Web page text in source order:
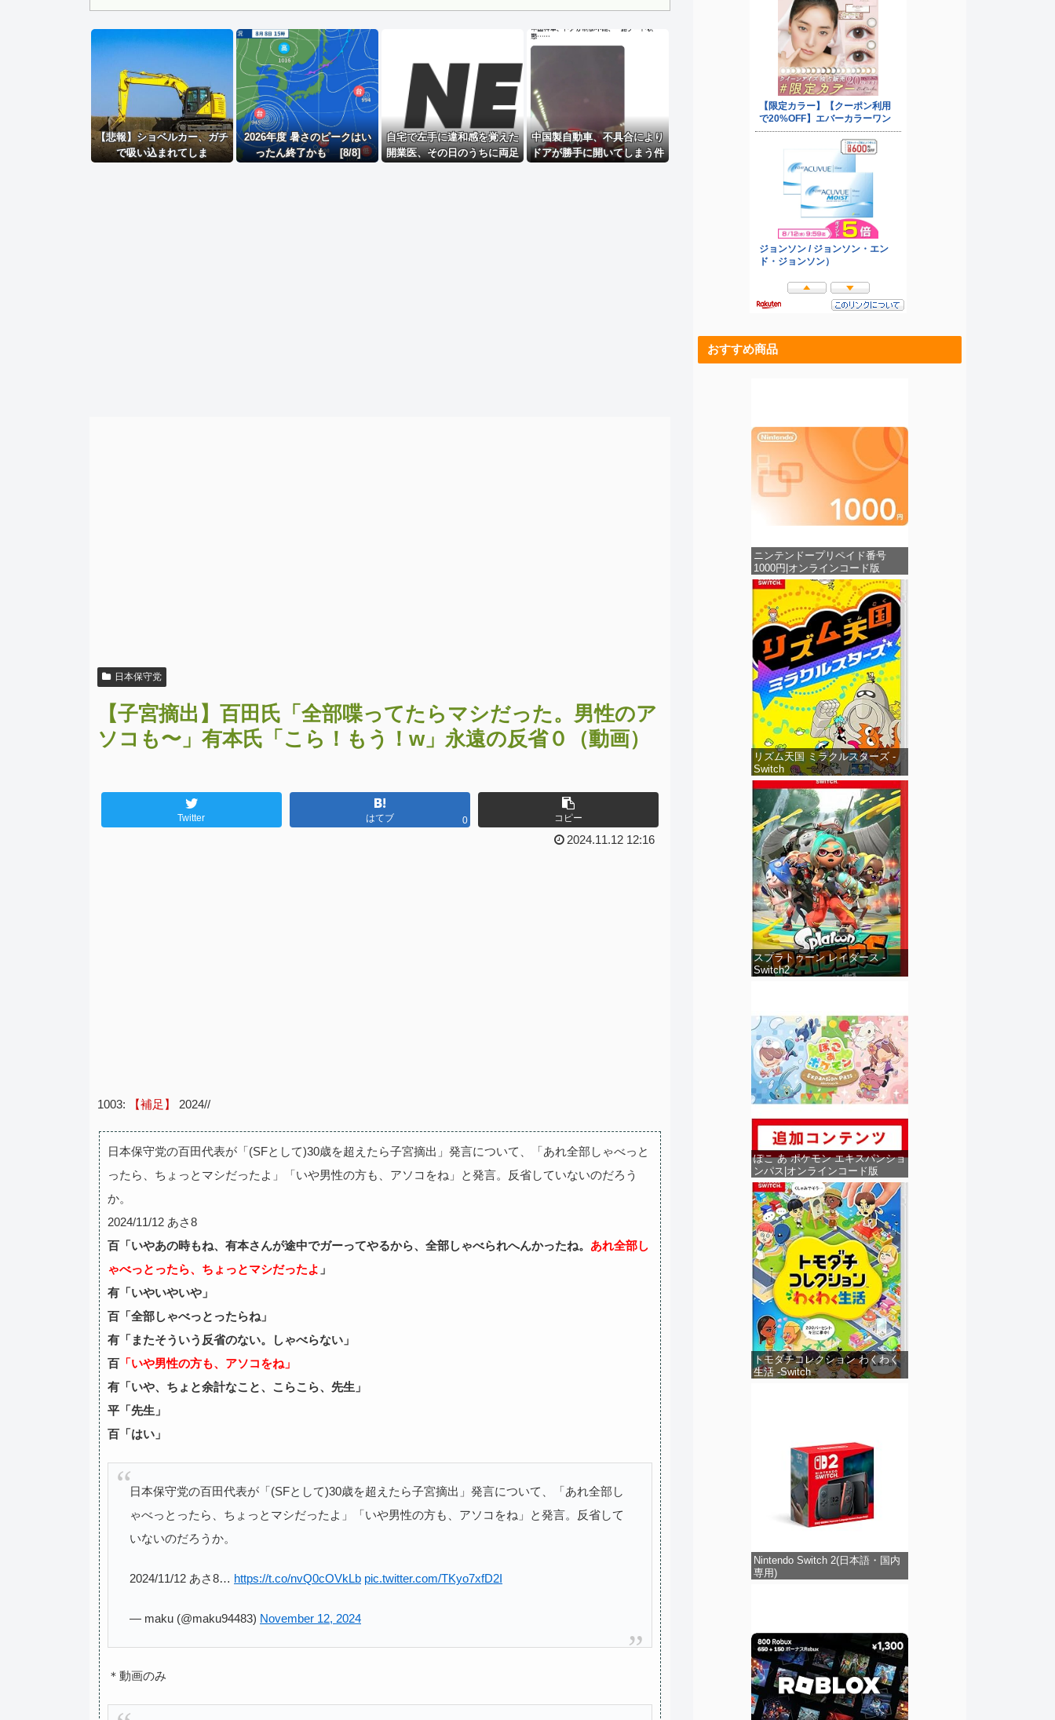
Powered by livedoor 相互RSS
【悲報】ショベルカー、ガチ
で吸い込まれてしま
2026年度 暑さのピークはい
ったん終了かも [8/8]
自宅で左手に違和感を覚えた
開業医、その日のうちに両足
中国製自動車、不具合により
ドアが勝手に開いてしまう件
日本保守党
【子宮摘出】百田氏「全部喋ってたらマシだった。男性のア
ソコも〜」有本氏「こら！もう！w」永遠の反省０（動画）
Twitter はてブ 0 コピー
2024.11.12 12:16
1003: 【補足】 2024//
日本保守党の百田代表が「(SFとして)30歳を超えたら子宮摘出」発言について、「あれ全部しゃべっと
ったら、ちょっとマシだったよ」「いや男性の方も、アソコをね」と発言。反省していないのだろう
か。
2024/11/12 あさ8
百「いやあの時もね、有本さんが途中でガーってやるから、全部しゃべられへんかったね。 あれ全部し
ゃべっとったら、ちょっとマシだったよ 」
有「いやいやいや」
百「全部しゃべっとったらね」
有「またそういう反省のない。しゃべらない」
百 「いや男性の方も、アソコをね」
有「いや、ちょと余計なこと、こらこら、先生」
平「先生」
百「はい」
日本保守党の百田代表が「(SFとして)30歳を超えたら子宮摘出」発言について、「あれ全部し
ゃべっとったら、ちょっとマシだったよ」「いや男性の方も、アソコをね」と発言。反省して
いないのだろうか。
2024/11/12 あさ8… https://t.co/nvQ0cOVkLb pic.twitter.com/TKyo7xfD2I
— maku (@maku94483) November 12, 2024
＊動画のみ
おすすめ商品
ニンテンドープリペイド番号
1000円|オンラインコード版
リズム天国 ミラクルスターズ -
Switch
スプラトゥーン レイダース -
Switch2
ぽこ あ ポケモン エキスパンショ
ンパス|オンラインコード版
トモダチコレクション わくわく
生活 -Switch
Nintendo Switch 2(日本語・国内
専用)